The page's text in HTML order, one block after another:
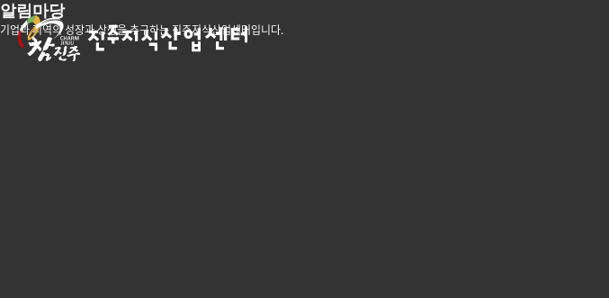
알림마당
기업과 지역의 성장과 상생을 추구하는 진주지식산업센터입니다.